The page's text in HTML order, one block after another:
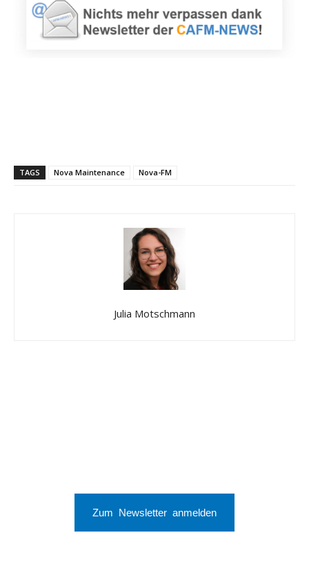
TAGS Nova Maintenance Nova-FM
Julia Motschmann
Zum Newsletter anmelden